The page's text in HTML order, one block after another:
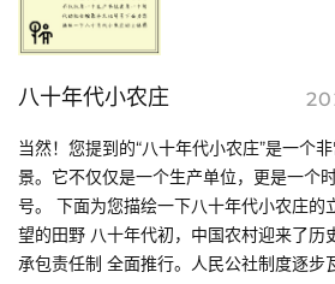
八十年代小农庄
当然！您提到的“八十年代小农庄”是一个
景。它不仅仅是一个生产单位，更是一个
号。 下面为您描绘一下八十年代小农庄的
望的田野 八十年代初，中国农村迎来了
承包责任制 全面推行。人民公社制度逐步